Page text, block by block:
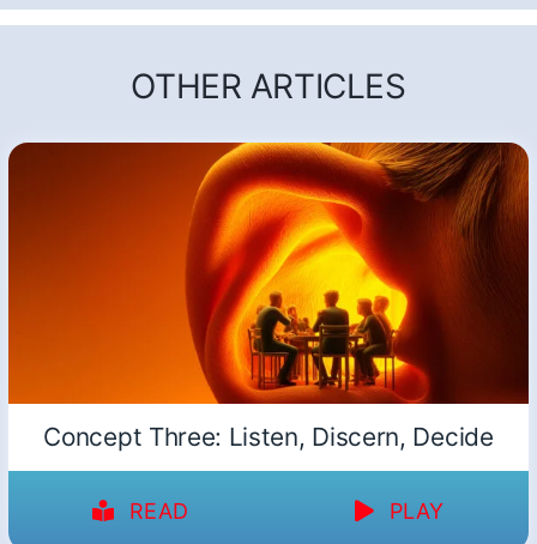
OTHER ARTICLES
Concept Three: Listen, Discern, Decide
READ PLAY